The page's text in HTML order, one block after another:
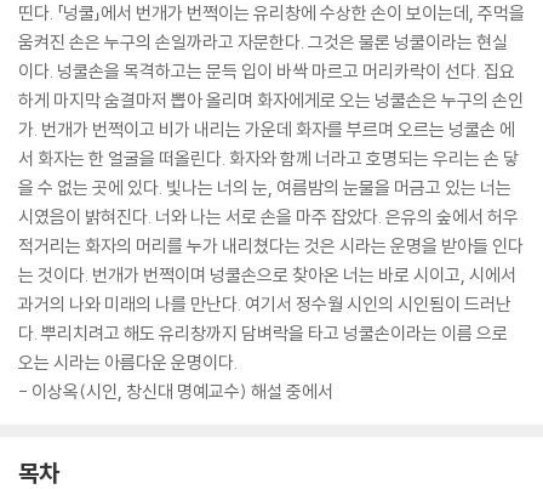
띤다. 「넝쿨」에서 번개가 번쩍이는 유리창에 수상한 손이 보이는데, 주먹을
움켜진 손은 누구의 손일까라고 자문한다. 그것은 물론 넝쿨이라는 현실
이다. 넝쿨손을 목격하고는 문득 입이 바싹 마르고 머리카락이 선다. 집요
하게 마지막 숨결마저 뽑아 올리며 화자에게로 오는 넝쿨손은 누구의 손인
가. 번개가 번쩍이고 비가 내리는 가운데 화자를 부르며 오르는 넝쿨손 에
서 화자는 한 얼굴을 떠올린다. 화자와 함께 너라고 호명되는 우리는 손 닿
을 수 없는 곳에 있다. 빛나는 너의 눈, 여름밤의 눈물을 머금고 있는 너는
시였음이 밝혀진다. 너와 나는 서로 손을 마주 잡았다. 은유의 숲에서 허우
적거리는 화자의 머리를 누가 내리쳤다는 것은 시라는 운명을 받아들 인다
는 것이다. 번개가 번쩍이며 넝쿨손으로 찾아온 너는 바로 시이고, 시에서
과거의 나와 미래의 나를 만난다. 여기서 정수월 시인의 시인됨이 드러난
다. 뿌리치려고 해도 유리창까지 담벼락을 타고 넝쿨손이라는 이름 으로
오는 시라는 아름다운 운명이다.
- 이상옥(시인, 창신대 명예교수) 해설 중에서
목차